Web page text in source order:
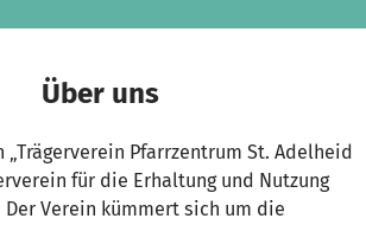
Über uns
„Trägerverein Pfarrzentrum St. Adelheid
für die Erhaltung und Nutzung
Verein kümmert sich um die